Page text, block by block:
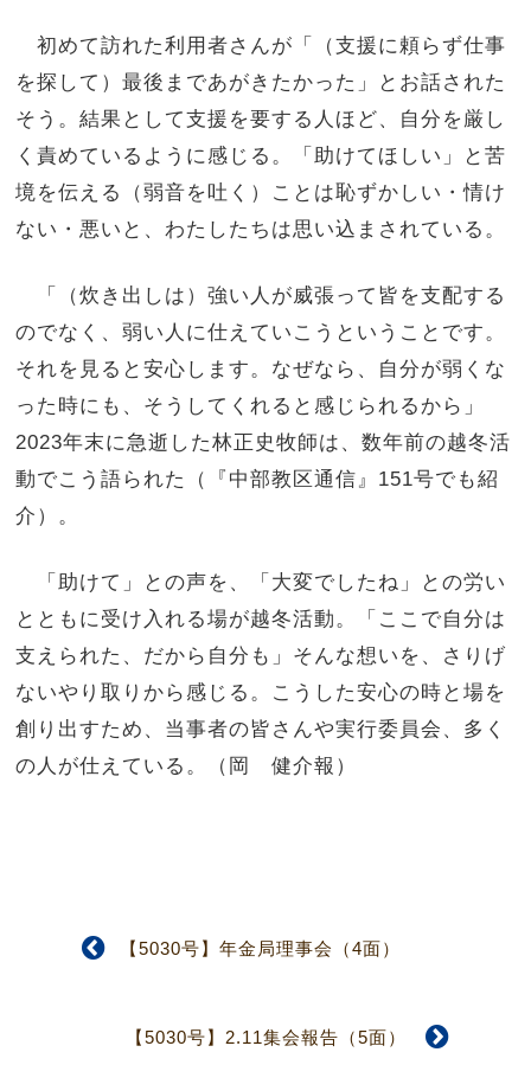
初めて訪れた利用者さんが「（支援に頼らず仕事
を探して）最後まであがきたかった」とお話された
そう。結果として支援を要する人ほど、自分を厳し
く責めているように感じる。「助けてほしい」と苦
境を伝える（弱音を吐く）ことは恥ずかしい・情け
ない・悪いと、わたしたちは思い込まされている。
「（炊き出しは）強い人が威張って皆を支配する
のでなく、弱い人に仕えていこうということです。
それを見ると安心します。なぜなら、自分が弱くな
った時にも、そうしてくれると感じられるから」
2023年末に急逝した林正史牧師は、数年前の越冬活
動でこう語られた（『中部教区通信』151号でも紹
介）。
「助けて」との声を、「大変でしたね」との労い
とともに受け入れる場が越冬活動。「ここで自分は
支えられた、だから自分も」そんな想いを、さりげ
ないやり取りから感じる。こうした安心の時と場を
創り出すため、当事者の皆さんや実行委員会、多く
の人が仕えている。（岡 健介報）
【5030号】年金局理事会（4面）
【5030号】2.11集会報告（5面）